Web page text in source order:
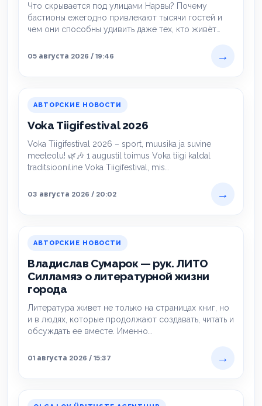
Что скрывается под улицами Нарвы? Почему
бастионы ежегодно привлекают тысячи гостей и
чем они способны удивить даже тех, кто живёт…
05 августа 2026 / 19:46 →
АВТОРСКИЕ НОВОСТИ
Voka Tiigifestival 2026
Voka Tiigifestival 2026 – sport, muusika ja suvine
meeleolu! 🌿🎶 1 augustil toimus Voka tiigi kaldal
traditsiooniline Voka Tiigifestival, mis…
03 августа 2026 / 20:02 →
АВТОРСКИЕ НОВОСТИ
Владислав Сумарок — рук. ЛИТО
Силламяэ о литературной жизни
города
Литература живет не только на страницах книг, но
и в людях, которые продолжают создавать, читать и
обсуждать ее вместе. Именно…
01 августа 2026 / 15:37 →